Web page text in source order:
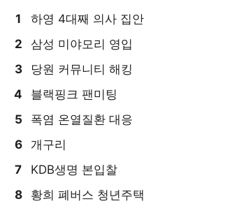
1 하영 4대째 의사 집안
2 삼성 미야모리 영입
3 당원 커뮤니티 해킹
4 블랙핑크 팬미팅
5 폭염 온열질환 대응
6 개구리
7 KDB생명 본입찰
8 황희 폐버스 청년주택